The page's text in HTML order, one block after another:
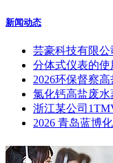
新闻动态
芸豪科技有限公
分体式仪表的使
2026环保督察
氯化钙高盐废
浙江某公司
2026 青岛蓝博